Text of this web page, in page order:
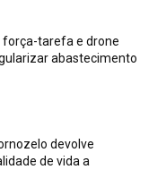
força-tarefa e drone
abastecimento
devolve
de vida a